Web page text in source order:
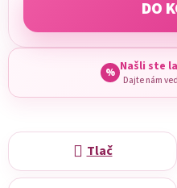
DO
% Našli ste
Dajte nám
Tlač